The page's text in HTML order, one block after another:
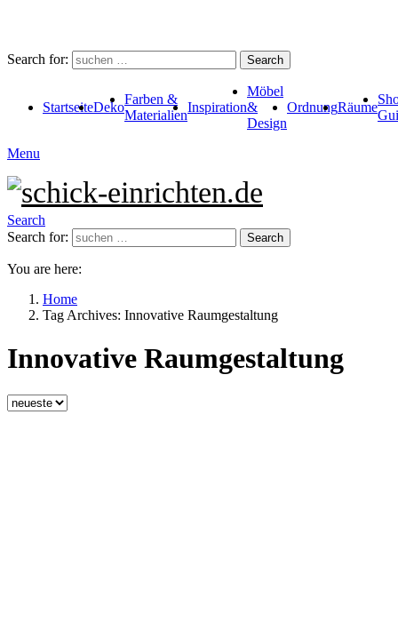
Search for: Search
StartseiteDeko
Farben &
Materialien
Inspiration
Möbel
&
Design
OrdnungRäume
Menu
Search
Search for:
Search
You are here:
Home
Tag Archives: Innovative Raumgestaltung
Innovative Raumgestaltung